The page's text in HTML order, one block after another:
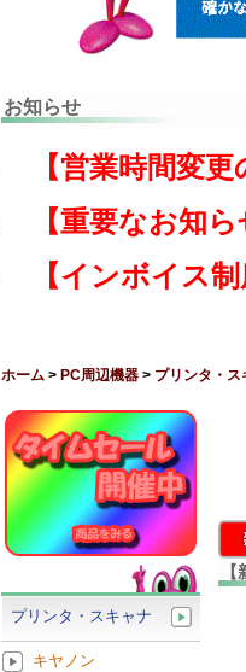
お知らせ
【営業時間変更
【重要なお知
【インボイス
ホーム > PC周辺機器 > プリンタ・ス
プリンタ・スキャナ
キヤノン